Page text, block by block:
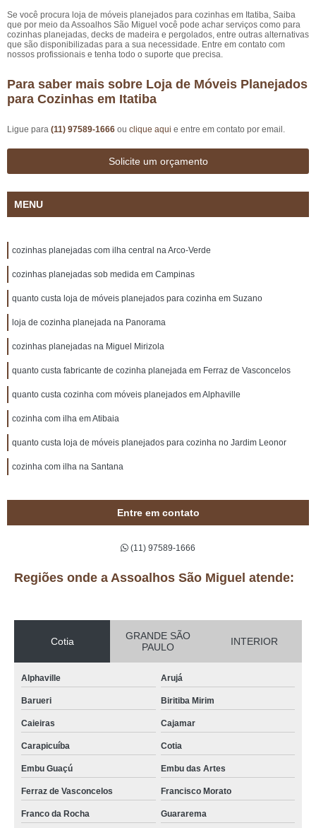
Se você procura loja de móveis planejados para cozinhas em Itatiba, Saiba
que por meio da Assoalhos São Miguel você pode achar serviços como para
cozinhas planejadas, decks de madeira e pergolados, entre outras alternativas
que são disponibilizadas para a sua necessidade. Entre em contato com
nossos profissionais e tenha todo o suporte que precisa.
Para saber mais sobre Loja de Móveis Planejados
para Cozinhas em Itatiba
Ligue para (11) 97589-1666 ou clique aqui e entre em contato por email.
Solicite um orçamento
MENU
cozinhas planejadas com ilha central na Arco-Verde
cozinhas planejadas sob medida em Campinas
quanto custa loja de móveis planejados para cozinha em Suzano
loja de cozinha planejada na Panorama
cozinhas planejadas na Miguel Mirizola
quanto custa fabricante de cozinha planejada em Ferraz de Vasconcelos
quanto custa cozinha com móveis planejados em Alphaville
cozinha com ilha em Atibaia
quanto custa loja de móveis planejados para cozinha no Jardim Leonor
cozinha com ilha na Santana
Entre em contato
(11) 97589-1666
Regiões onde a Assoalhos São Miguel atende:
Cotia
GRANDE SÃO
PAULO
INTERIOR
Alphaville Arujá
Barueri Biritiba Mirim
Caieiras Cajamar
Carapicuíba Cotia
Embu Guaçú Embu das Artes
Ferraz de Vasconcelos Francisco Morato
Franco da Rocha Guararema